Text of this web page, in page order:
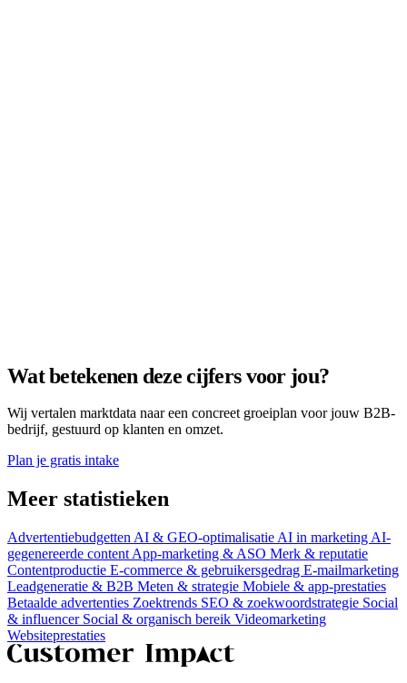
Wat betekenen deze cijfers voor jou?
Wij vertalen marktdata naar een concreet groeiplan voor jouw B2B-
bedrijf, gestuurd op klanten en omzet.
Plan je gratis intake
Meer statistieken
Advertentiebudgetten AI & GEO-optimalisatie AI in marketing AI-
gegenereerde content App-marketing & ASO Merk & reputatie
Contentproductie E-commerce & gebruikersgedrag E-mailmarketing
Leadgeneratie & B2B Meten & strategie Mobiele & app-prestaties
Betaalde advertenties Zoektrends SEO & zoekwoordstrategie Social
& influencer Social & organisch bereik Videomarketing
Websiteprestaties